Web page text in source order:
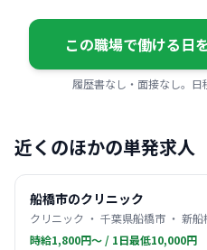
この職場で働ける日
履歴書なし・面接なし。
近くのほかの単発求人
船橋市のクリニック
クリニック ・ 千葉県船橋市 ・ 新船
時給1,800円〜 / 1日最低10,000円